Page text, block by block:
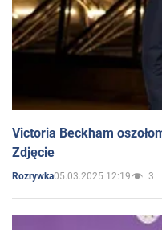
Victoria Beckham
Zdjęcie
Rozrywka05.03.2025 12:19 3